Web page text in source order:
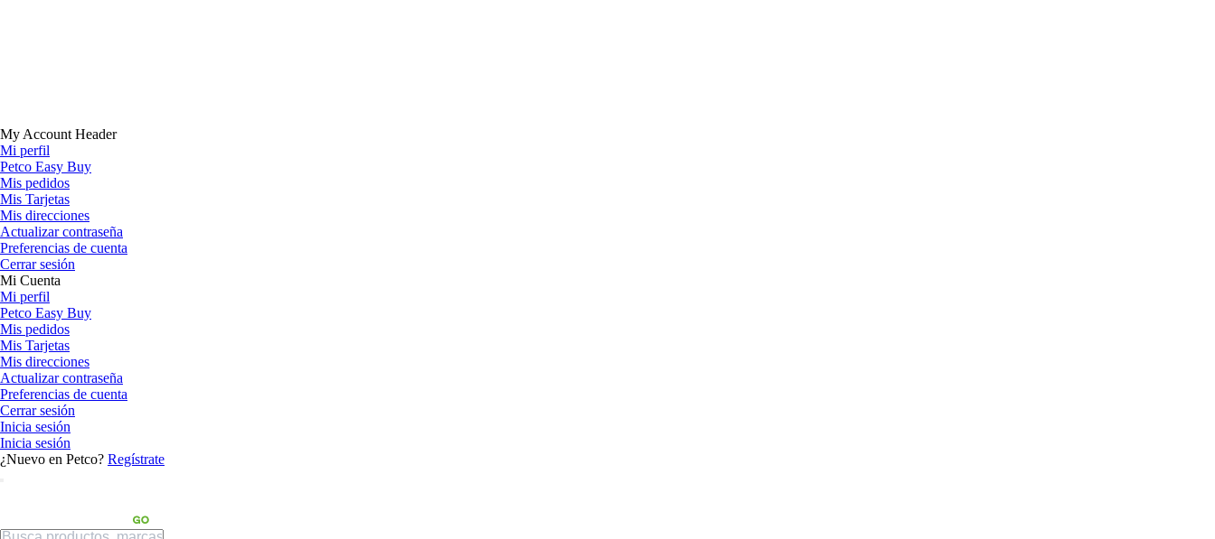
My Account Header
Mi perfil
Petco Easy Buy
Mis pedidos
Mis Tarjetas
Mis direcciones
Actualizar contraseña
Preferencias de cuenta
Cerrar sesión
Mi Cuenta
Mi perfil
Petco Easy Buy
Mis pedidos
Mis Tarjetas
Mis direcciones
Actualizar contraseña
Preferencias de cuenta
Cerrar sesión
Inicia sesión
Inicia sesión
¿Nuevo en Petco? Regístrate